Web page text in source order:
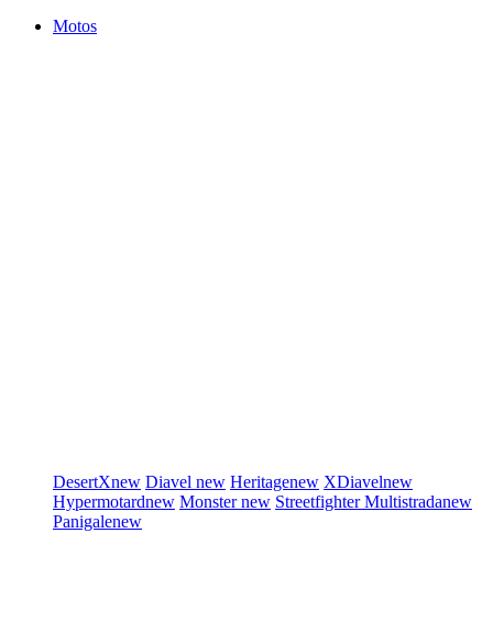
Motos
DesertXnew Diavel new Heritagenew XDiavelnew
Hypermotardnew Monsternew StreetfighterMultistradanew
Panigalenew